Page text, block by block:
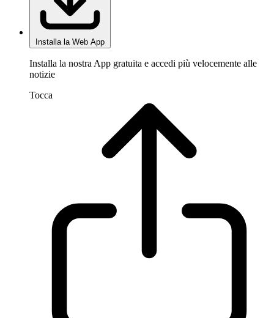
Installa la Web App
Installa la nostra App gratuita e accedi più velocemente alle
notizie
Tocca